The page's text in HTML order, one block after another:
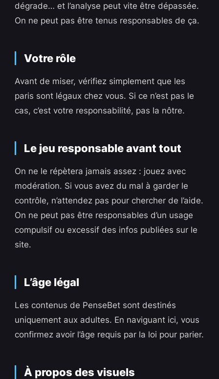
dégrade… et l’analyse peut vite être dépassée.
On ne peut pas être tenus responsables de ça.
Votre rôle
Avant de miser, vérifiez simplement que les
paris sont légaux chez vous. Si ce n’est pas le
cas, c’est votre responsabilité, pas la nôtre.
Le jeu responsable avant tout
On ne le répètera jamais assez : jouez avec
modération. Si vous avez du mal à garder le
contrôle, n’attendez pas pour chercher de l’aide.
On ne peut pas être responsables d’un usage
compulsif ou excessif des infos publiées sur le
site.
L’âge légal
Les contenus de PenseBet sont destinés
uniquement aux adultes. En naviguant ici, vous
confirmez avoir l’âge requis par la loi pour parier.
À propos des visuels